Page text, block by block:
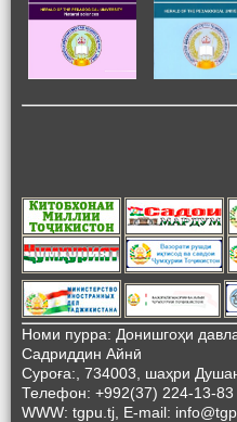
Номи пурра: Донишгоҳи
Садриддин Айнӣ
Суроға:, 734003, шаҳри
Телефон: +992(37) 224-13-83
WWW: tgpu.tj, E-mail: